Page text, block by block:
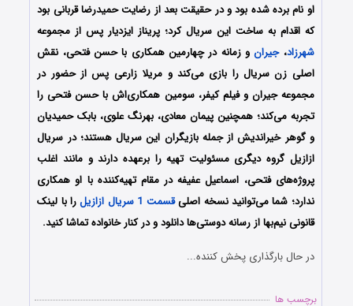
او نام برده شده بود و در حقیقت بعد از رضایت حمیدرضا قربانی بود
که اقدام به ساخت این سریال کرد؛ پریناز ایزدیار پس از مجموعه
شهرزاد،جیرانو زمانه در چهارمین همکاری با حسن فتحی، نقش
اصلی زن سریال را بازی می‌کند و مریلا زارعی پس از حضور در
مجموعه جیران و فیلم کیفر، سومین همکاری‌اش با حسن فتحی را
تجربه می‌کند؛ همچنین پیمان معادی، بهرنگ علوی، بابک حمیدیان
و گوهر خیراندیش از جمله بازیگران این سریال هستند؛ در سریال
ازازیل گروه دیگری مسئولیت تهیه را برعهده دارند و مانند اغلب
پروژه‌های فتحی، اسماعیل عفیفه در مقام تهیه‌کننده با او همکاری
ندارد؛ شما می‌توانید نسخه اصلیقسمت 1 سریال ازازیل
را با لینک
قانونی نیم‌بها از رسانه دوستی‌ها دانلود و در کنار خانواده تماشا کنید.
در حال بارگذاری پخش کننده...
برچسب ها